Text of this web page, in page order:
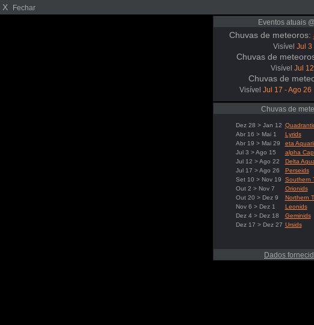
X Fechar
Eventos atuais
Chuvas de meteoros:
Visível Jul 3
Chuvas de
Visível Jul
Chuvas de
Visível Jul 17 - Ago 26
Chuvas de
Dez 28 > Jan 12
Abr 16 > Mai 1
Lyrids
Abr 19 > Mai 29
eta
Jul 3 > Ago 15
alpha
Jul 12 > Ago 22
Delta
Jul 17 > Ago 26
Perseids
Set 10 > Nov 19
Southern
Out 2 > Nov 7
Orionids
Out 20 > Dez 9
Northern
Nov 6 > Dez 1
Leonids
Dez 4 > Dez 18
Geminids
Dez 17 > Dez 27 Ursids
Dados